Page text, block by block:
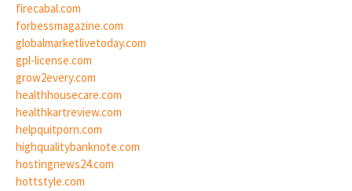
firecabal.com
forbessmagazine.com
globalmarketlivetoday.com
gpl-license.com
grow2every.com
healthhousecare.com
healthkartreview.com
helpquitporn.com
highqualitybanknote.com
hostingnews24.com
hottstyle.com